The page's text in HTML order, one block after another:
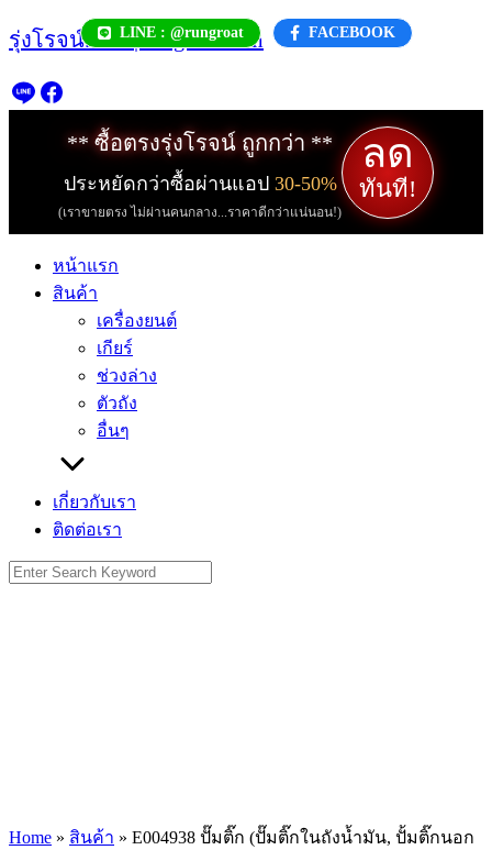
Skip
to
LINE : @rungroat FACEBOOK
รุ่งโรจน์.com | rungroat.com
** ซื้อตรงรุ่งโรจน์ ถูกกว่า **
ประหยัดกว่าซื้อผ่านแอป 30-50%
(เราขายตรง ไม่ผ่านคนกลาง...ราคาดีกว่าแน่นอน!)
ลด
ทันที!
หน้าแรก
สินค้า
เครื่องยนต์
เกียร์
ช่วงล่าง
ตัวถัง
อื่นๆ
เกี่ยวกับเรา
ติดต่อเรา
Search
for:
Home » สินค้า » E004938 ปั๊มติ๊ก (ปั๊มติ๊กในถังน้ำมัน, ปั้มติ๊กนอก